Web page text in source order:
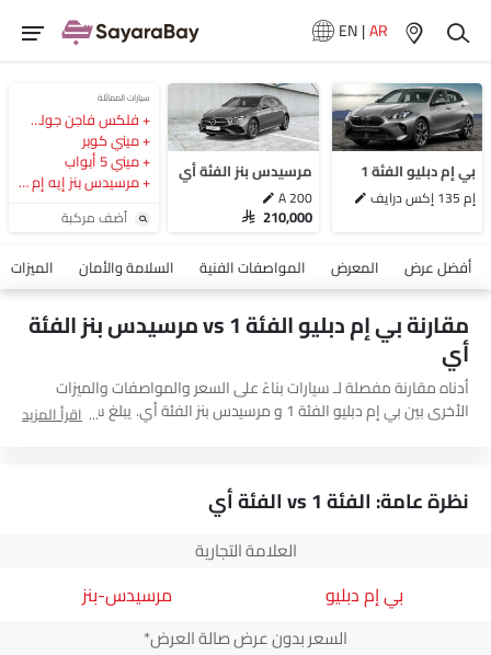
EN|AR
بي إم دبليو الفئة 1
إم 135 إكس درايف
مرسيدس بنز الفئة أي
A 200
SAR 210,000
سيارات المماثلة
فلكس فاجن جولف جي تي آي
ميني كوبر
ميني 5 أبواب
مرسيدس بنز إيه إم جي إيه-كلاس
أضف مركبة
أفضل عرض المعرض المواصفات الفنية السلامة والأمان الميزات
مقارنة بي إم دبليو الفئة 1 vs مرسيدس بنز الفئة
أي
أدناه مقارنة مفصلة لـ سيارات بناءً على السعر والمواصفات والميزات
الأخرى بين بي إم دبليو الفئة 1 و مرسيدس بنز الفئة أي. يبلغ سعر بي إم
أي A 200
هي 1298.
اقرأ المزيد
نظرة عامة: الفئة 1 vs الفئة أي
العلامة التجارية
بي إم دبليو مرسيدس-بنز
السعر بدون عرض صالة العرض*